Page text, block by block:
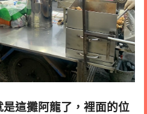
這攤阿龍了，裡面的位